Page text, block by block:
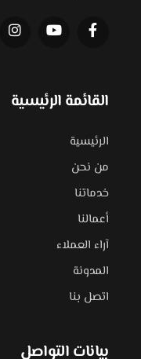
القائمة الرئيسية
الرئيسية
من نحن
خدماتنا
أعمالنا
آراء العملاء
المدونة
اتصل بنا
بيانات التواصل